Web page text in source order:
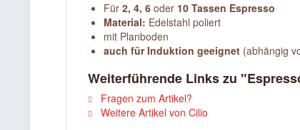
Für 2, 4, 6 oder 10 Tassen Espresso
Material: Edelstahl poliert
mit Planboden
auch für Induktion geeignet (abhängig
Weiterführende Links zu
Fragen zum Artikel?
Weitere Artikel von Cilio